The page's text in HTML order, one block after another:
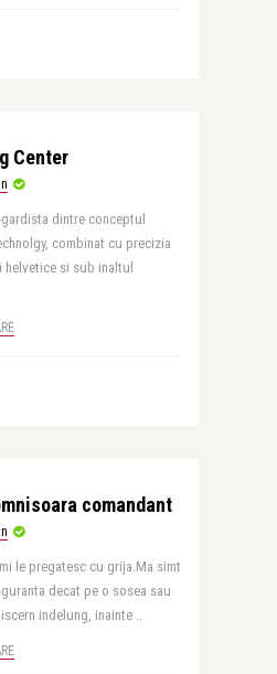
Center
dintre conceptul
combinat cu precizia
helvetice si sub inaltul
comandant
le pregatesc cu grija.Ma simt
decat pe o sosea sau
indelung, inainte ..